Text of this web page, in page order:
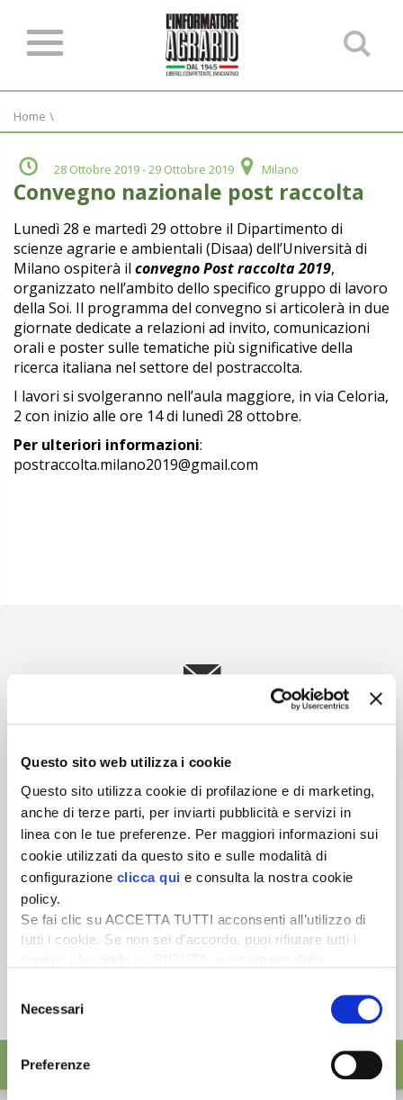
Questo sito web utilizza i cookie
Questo sito utilizza cookie di profilazione e di marketing,
anche di terze parti, per inviarti pubblicità e servizi in
linea con le tue preferenze. Per maggiori informazioni sui
cookie utilizzati da questo sito e sulle modalità di
configurazione clicca qui e consulta la nostra cookie
policy.
Se fai clic su ACCETTA TUTTI acconsenti all’utilizzo di
tutti i cookie. Se non sei d’accordo, puoi rifiutare tutti i
desideri accettare e cliccando ACCETTA SELEZIONATI.
delNecessari
Preferenze
Home \
28 Ottobre 2019- 29 Ottobre 2019 Milano
Convegno nazionale post raccolta
Lunedì 28 e martedì 29 ottobre il Dipartimento di
scienze agrarie e ambientali (Disaa) dell’Università di
Milano ospiterà il convegno Post raccolta 2019,
organizzato nell’ambito dello specifico gruppo di lavoro
della Soi. Il programma del convegno si articolerà in due
giornate dedicate a relazioni ad invito, comunicazioni
orali e poster sulle tematiche più significative della
ricerca italiana nel settore del postraccolta.
I lavori si svolgeranno nell’aula maggiore, in via Celoria,
2 con inizio alle ore 14di lunedì 28 ottobre.
Per ulteriori informazioni:
postraccolta.milano2019@gmail.com
ISCRIVITI